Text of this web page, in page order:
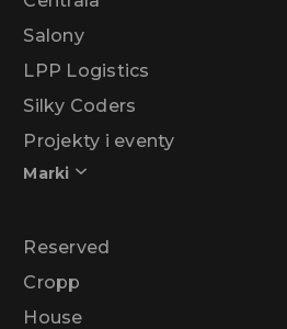
Salony
LPP Logistics
Silky Coders
Projekty i eventy
Marki
Reserved
Cropp
House